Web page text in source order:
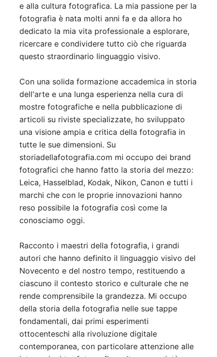
e alla cultura fotografica. La mia passione per la
fotografia è nata molti anni fa e da allora ho
dedicato la mia vita professionale a esplorare,
ricercare e condividere tutto ciò che riguarda
questo straordinario linguaggio visivo.
Con una solida formazione accademica in storia
dell'arte e una lunga esperienza nella cura di
mostre fotografiche e nella pubblicazione di
articoli su riviste specializzate, ho sviluppato
una visione ampia e critica della fotografia in
tutte le sue dimensioni. Su
storiadellafotografia.com mi occupo dei brand
fotografici che hanno fatto la storia del mezzo:
Leica, Hasselblad, Kodak, Nikon, Canon e tutti i
marchi che con le proprie innovazioni hanno
reso possibile la fotografia così come la
conosciamo oggi.
Racconto i maestri della fotografia, i grandi
autori che hanno definito il linguaggio visivo del
Novecento e del nostro tempo, restituendo a
ciascuno il contesto storico e culturale che ne
rende comprensibile la grandezza. Mi occupo
della storia della fotografia nelle sue tappe
fondamentali, dai primi esperimenti
ottocenteschi alla rivoluzione digitale
contemporanea, con particolare attenzione alle